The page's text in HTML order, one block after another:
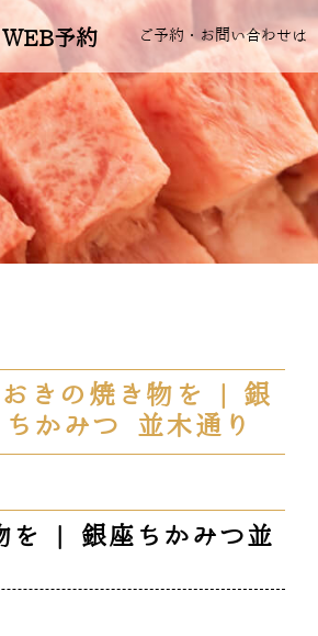
WEB予約 ご予約・お問い合わせは
きの焼き物を | 銀
かみつ 並木通り
を | 銀座ちかみつ並